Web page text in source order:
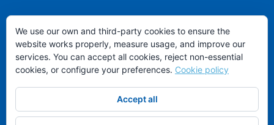
Síguenos en:
ND MOBILIARIO Y EQUIPAMIENTO INTEGRAL, S.L.© 2026.
We use our own and third-party cookies to ensure the
website works properly, measure usage, and improve our
services. You can accept all cookies, reject non-essential
cookies, or configure your preferences. Cookie policy
Accept all